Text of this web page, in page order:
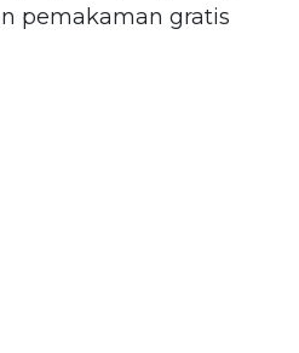
pemakaman gratis